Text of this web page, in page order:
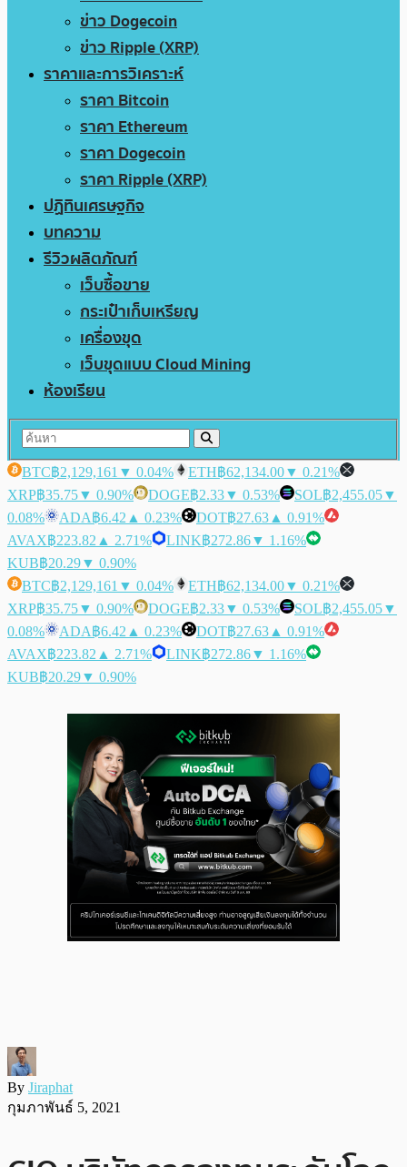
ข่าว Dogecoin
ข่าว Ripple (XRP)
ราคาและการวิเคราะห์
ราคา Bitcoin
ราคา Ethereum
ราคา Dogecoin
ราคา Ripple (XRP)
ปฏิทินเศรษฐกิจ
บทความ
รีวิวผลิตภัณฑ์
เว็บซื้อขาย
กระเป๋าเก็บเหรียญ
เครื่องขุด
เว็บขุดแบบ Cloud Mining
ห้องเรียน
BTC฿2,129,161 ▼ 0.04% ETH฿62,134.00▼ 0.21%
XRP฿35.75▼ 0.90% DOGE฿2.33▼ 0.53% SOL฿2,455.05▼
0.08%
ADA฿6.42 ▲ 0.23% DOT฿27.63 ▲ 0.91%
AVAX฿223.82 ▲ 2.71% LINK฿272.86▼ 1.16%
KUB฿20.29▼ 0.90%
BTC฿2,129,161 ▼ 0.04% ETH฿62,134.00▼ 0.21%
XRP฿35.75▼ 0.90% DOGE฿2.33▼ 0.53% SOL฿2,455.05▼
0.08%
ADA฿6.42 ▲ 0.23% DOT฿27.63 ▲ 0.91%
AVAX฿223.82 ▲ 2.71% LINK฿272.86▼ 1.16%
KUB฿20.29▼ 0.90%
By Jiraphat
กุมภาพันธ์ 5, 2021